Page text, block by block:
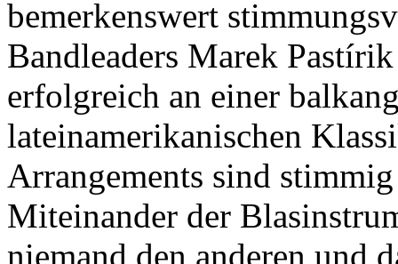
bemerkenswert
Bandleaders Marek
erfolgreich an einer
lateinamerikanischen
Arrangements sind
Miteinander der
niemand den anderen und